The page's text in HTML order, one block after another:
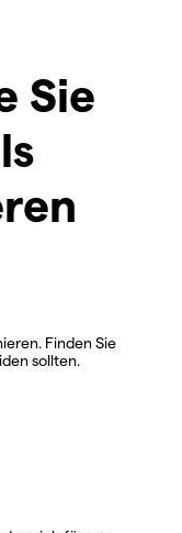
Sie
Finden Sie
sollten.